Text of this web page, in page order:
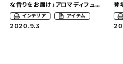
カテゴリー一覧
な香りをお届け」アロマディフュー
ザー/HARIOコクーン
インテリア アイテム
2020.9.3
登
「
時